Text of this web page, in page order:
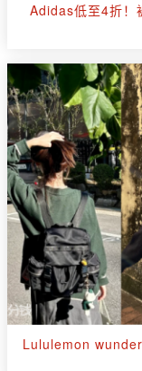
Adidas低至4折！
Lululemon